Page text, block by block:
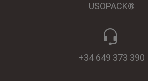
USOPACK®
+34 649 373 390